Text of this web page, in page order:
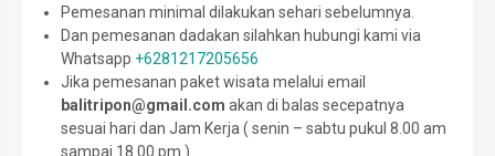
Pemesanan minimal dilakukan sehari sebelumnya.
Dan pemesanan dadakan silahkan hubungi kami via
Whatsapp +6281217205656
Jika pemesanan paket wisata melalui email
balitripon@gmail.com akan di balas secepatnya
sesuai hari dan Jam Kerja ( senin – sabtu pukul 8.00 am
sampai 18.00 pm )